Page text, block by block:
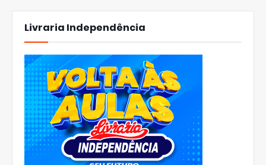
Livraria Independência